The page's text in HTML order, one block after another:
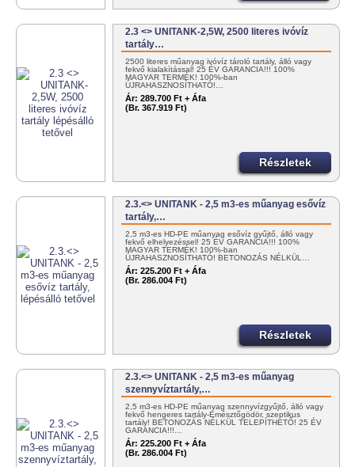
2.3 <> UNITANK-2,5W, 2500 literes ivóvíz
tartály…
2500 literes műanyag ivóvíz tároló tartály, álló vagy
fekvő kialakítással! 25 ÉV GARANCIA!!! 100%
MAGYAR TERMÉK! 100%-ban
ÚJRAHASZNOSÍTHATÓ!…
Ár: 289.700 Ft + Áfa
(Br. 367.919 Ft)
Részletek
2.3.<> UNITANK - 2,5 m3-es műanyag esővíz
tartály,…
2,5 m3-es HD-PE műanyag esővíz gyűjtő, álló vagy
fekvő elhelyezéssel! 25 ÉV GARANCIA!!! 100%
MAGYAR TERMÉK! 100%-ban
ÚJRAHASZNOSÍTHATÓ! BETONOZÁS NÉLKÜL…
Ár: 225.200 Ft + Áfa
(Br. 286.004 Ft)
Részletek
2.3.<> UNITANK - 2,5 m3-es műanyag
szennyvíztartály,…
2,5 m3-es HD-PE műanyag szennyvízgyűjtő, álló vagy
fekvő hengeres tartály-Emésztőgödör, szeptikus
tartály! BETONOZÁS NÉLKÜL TELEPÍTHETŐ! 25 ÉV
GARANCIA!!!…
Ár: 225.200 Ft + Áfa
(Br. 286.004 Ft)